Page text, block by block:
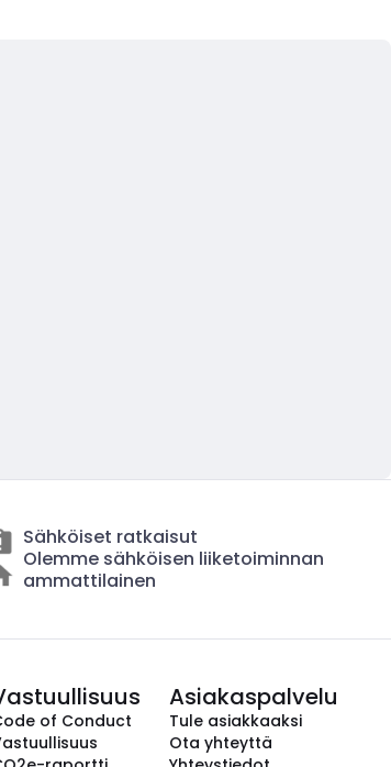
Sähköiset ratkaisut
Olemme sähköisen liiketoiminnan
ammattilainen
of Conduct
Asiakaspalvelu
Tule asiakkaaksi
Ota yhteyttä